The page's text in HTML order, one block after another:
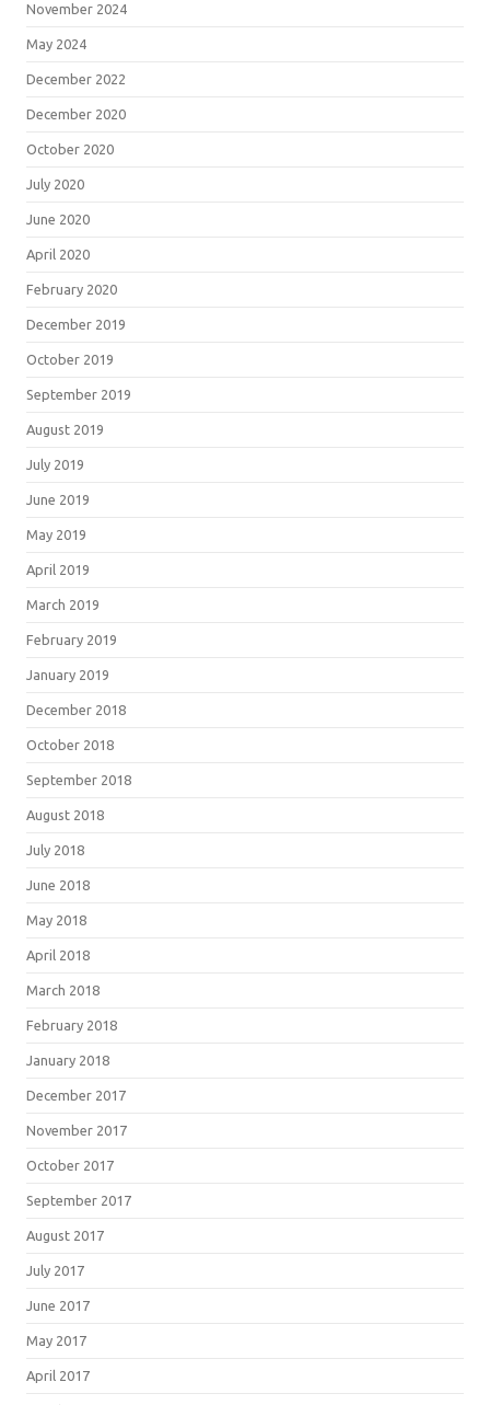
November 2024
May 2024
December 2022
December 2020
October 2020
July 2020
June 2020
April 2020
February 2020
December 2019
October 2019
September 2019
August 2019
July 2019
June 2019
May 2019
April 2019
March 2019
February 2019
January 2019
December 2018
October 2018
September 2018
August 2018
July 2018
June 2018
May 2018
April 2018
March 2018
February 2018
January 2018
December 2017
November 2017
October 2017
September 2017
August 2017
July 2017
June 2017
May 2017
April 2017